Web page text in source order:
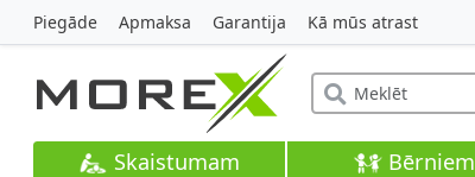
Piegāde Apmaksa Garantija Kā mūs atrast
Skaistumam Bērniem